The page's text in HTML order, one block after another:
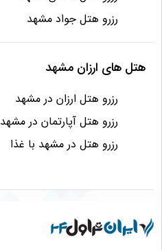
رزرو هتل جواد مشهد
هتل های ارزان مشهد
رزرو هتل ارزان در مشهد
رزرو هتل آپارتمان در مشهد
رزرو هتل در مشهد با غذا